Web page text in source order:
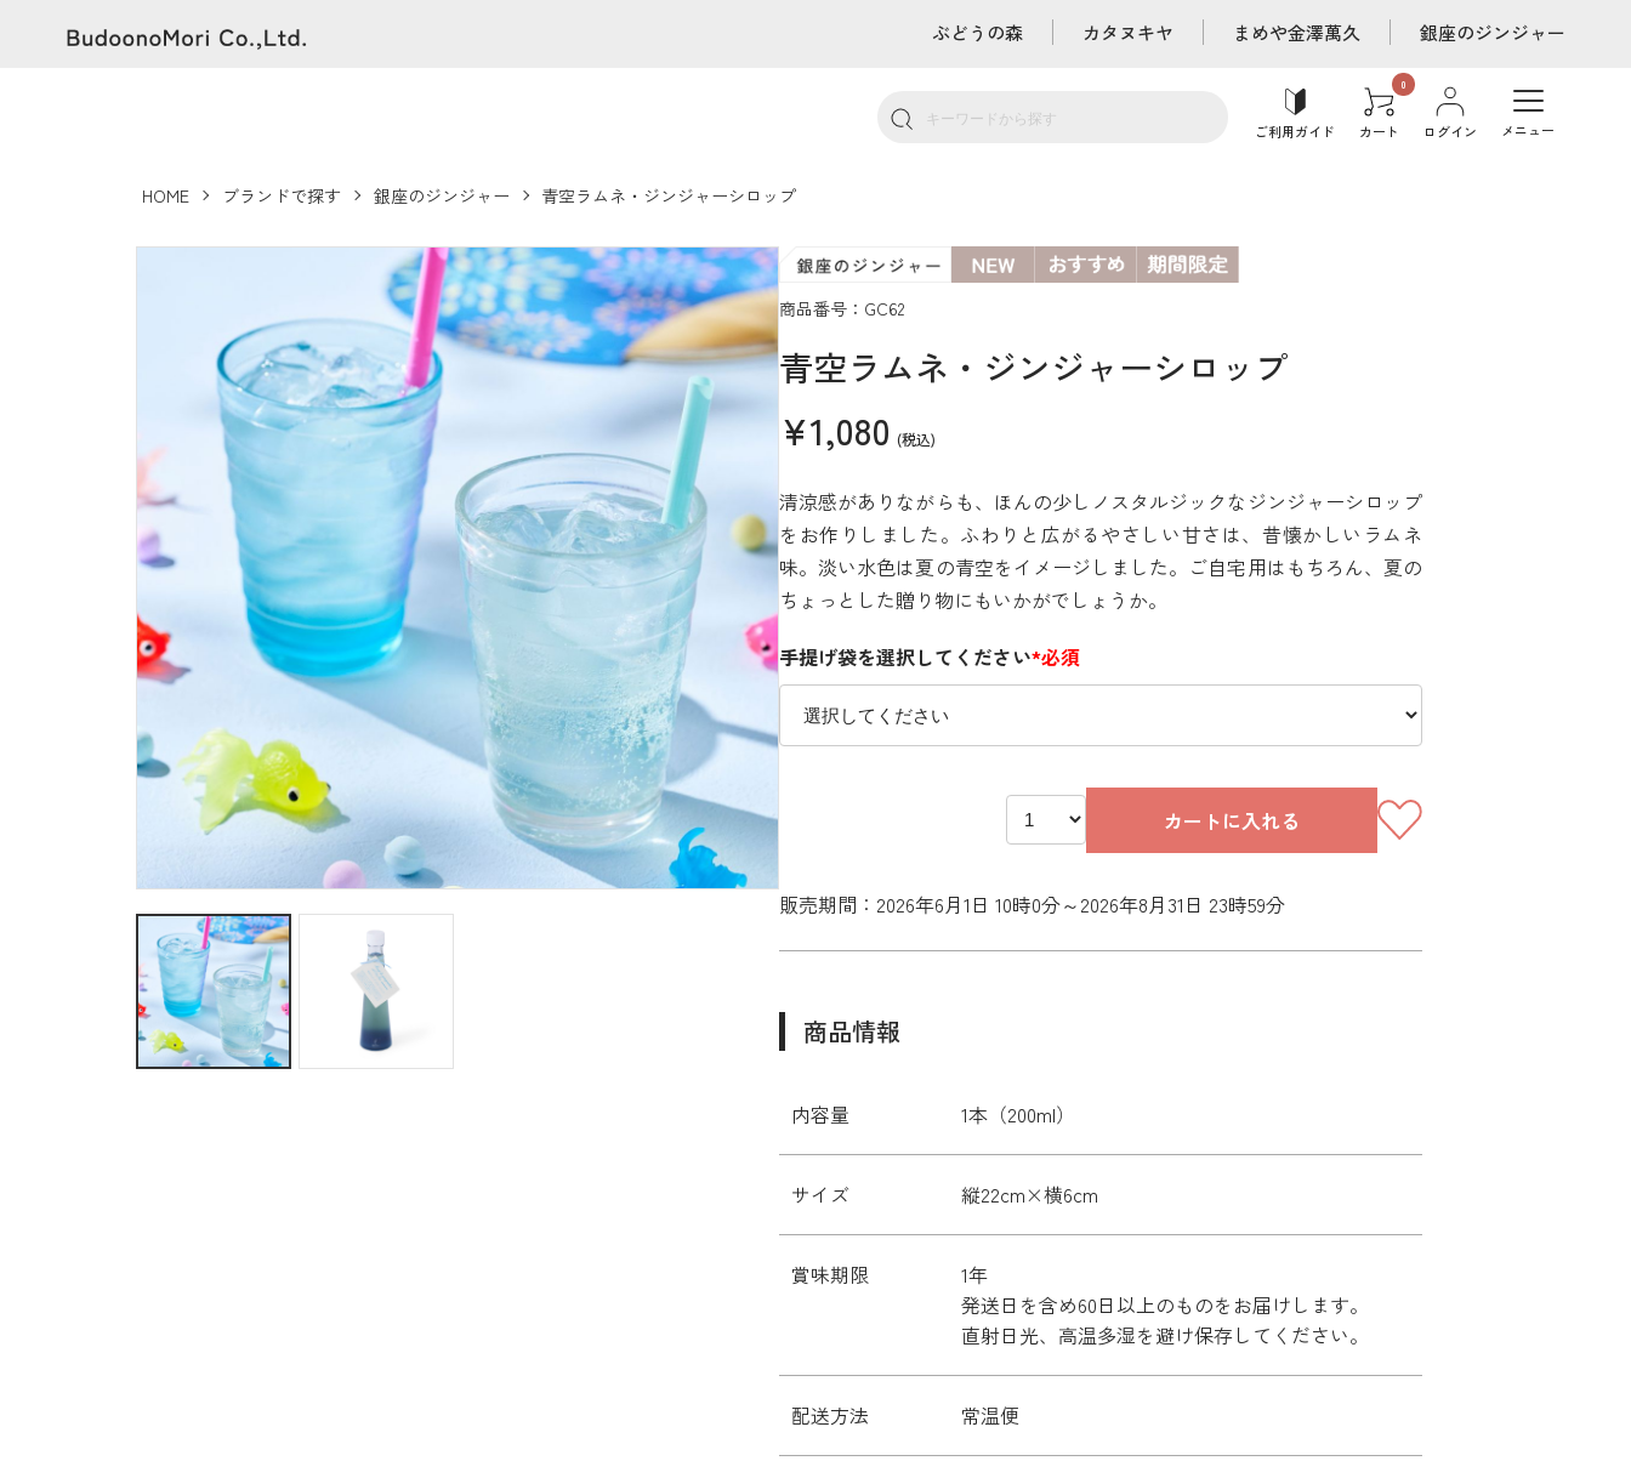
ぶどうの森 カタヌキヤ まめや金澤萬久 銀座のジンジャー
ご利用ガイド カート ログイン メニュー
HOME ブランドで探す 銀座のジンジャー 青空ラムネ・ジンジャーシロップ
商品番号：GC62
青空ラムネ・ジンジャーシロップ
¥1,080 (税込)
清涼感がありながらも、ほんの少しノスタルジックなジンジャーシロップ
をお作りしました。ふわりと広がるやさしい甘さは、昔懐かしいラムネ
味。淡い水色は夏の青空をイメージしました。ご自宅用はもちろん、夏の
ちょっとした贈り物にもいかがでしょうか。
手提げ袋を選択してください*必須
カートに入れる
販売期間：2026年6月1日 10時0分～2026年8月31日 23時59分
商品情報
内容量 1本（200ml）
サイズ 縦22cm×横6cm
賞味期限
1年
発送日を含め60日以上のものをお届けします。
直射日光、高温多湿を避け保存してください。
配送方法 常温便